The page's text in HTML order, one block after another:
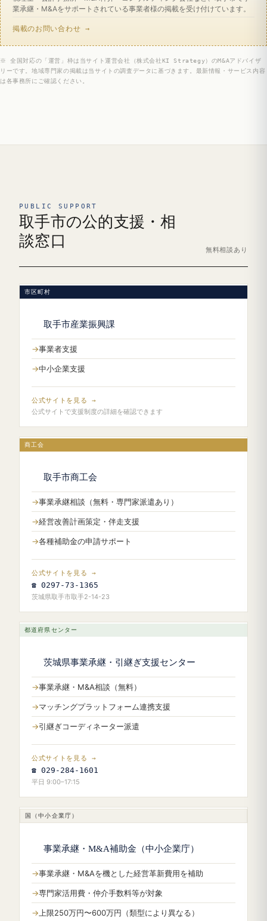
業承継・M&Aをサポートされている事業者様の掲載を受け付けています。
掲載のお問い合わせ →
※ 全国対応の「運営」枠は当サイト運営会社（株式会社KI Strategy）のM&Aアドバイザ
リーです。地域専門家の掲載は当サイトの調査データに基づきます。最新情報・サービス内容
は各事務所にご確認ください。
PUBLIC SUPPORT
取手市の公的支援・相
談窓口
無料相談あり
市区町村
取手市産業振興課
事業者支援
中小企業支援
公式サイトを見る →
公式サイトで支援制度の詳細を確認できます
商工会
取手市商工会
事業承継相談（無料・専門家派遣あり）
経営改善計画策定・伴走支援
各種補助金の申請サポート
公式サイトを見る →
☎ 0297-73-1365
茨城県取手市取手2-14-23
都道府県センター
茨城県事業承継・引継ぎ支援センター
事業承継・M&A相談（無料）
マッチングプラットフォーム連携支援
引継ぎコーディネーター派遣
公式サイトを見る →
☎ 029-284-1601
平日 9:00–17:15
国（中小企業庁）
事業承継・M&A補助金（中小企業庁）
事業承継・M&Aを機とした経営革新費用を補助
専門家活用費・仲介手数料等が対象
上限250万円〜600万円（類型により異なる）